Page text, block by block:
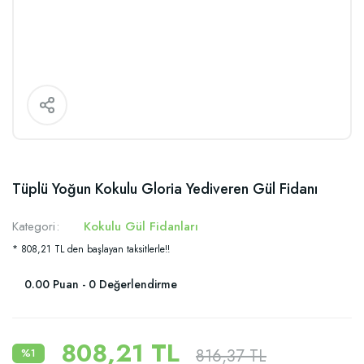
Tüplü Yoğun Kokulu Gloria Yediveren Gül Fidanı
Kategori Kokulu Gül Fidanları
* 808,21 TL den başlayan taksitlerle!!
0.00 Puan - 0 Değerlendirme
%1 808,21 TL 816,37 TL